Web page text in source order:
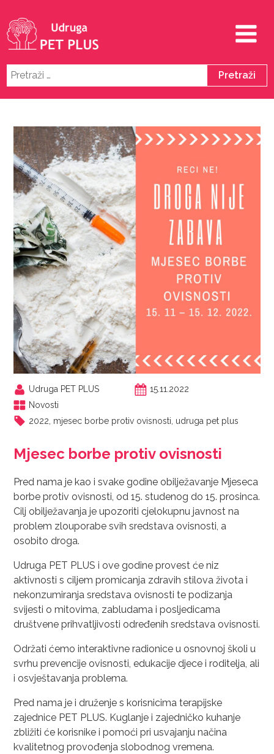
Pretraži:
Udruga PET PLUS
15.11.2022
Novosti
2022 mjesec borbe protiv ovisnosti udruga pet plus
Mjesec borbe protiv ovisnosti
Pred nama je kao i svake godine obilježavanje Mjeseca
borbe protiv ovisnosti, od 15. studenog do 15. prosinca.
Cilj obilježavanja je upozoriti cjelokupnu javnost na
problem zlouporabe svih sredstava ovisnosti, a
osobito droga.
Udruga PET PLUS i ove godine provest će niz
aktivnosti s ciljem promicanja zdravih stilova života i
nekonzumiranja sredstava ovisnosti te podizanja
svijesti o mitovima, zabludama i posljedicama
društvene prihvatljivosti određenih sredstava ovisnosti.
Održati ćemo interaktivne radionice u osnovnoj školi u
svrhu prevencije ovisnosti, edukacije djece i roditelja, ali
i osvještavanja problema.
Pred nama je i druženje s korisnicima terapijske
zajednice PET PLUS. Kuglanje i zajedničko kuhanje
zbližiti će korisnike i pomoći pri usvajanju načina
kvalitetnog provođenja slobodnog vremena.